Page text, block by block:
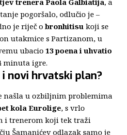
trenera Paola Galbiatija, a
pogoršalo, odlučio je –
je riječ obronhitisu koji se
utakmice s Partizanom, u
ubacio 13 poena i uhvatio
minuta igre.
i novi hrvatski plan?
našla u ozbiljnim problemima
kola Eurolige, s vrlo
i trenerom koji tek traži
Šamanićev odlazak samo je